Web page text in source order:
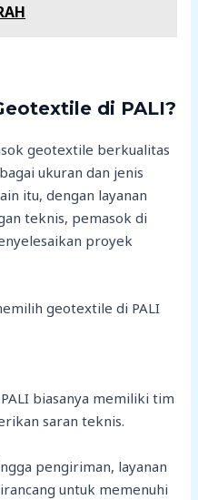
di PALI?
geotextile berkualitas
ukuran dan jenis
itu, dengan layanan
teknis, pemasok di
proyek
geotextile di PALI
biasanya memiliki tim
saran teknis.
pengiriman, layanan
untuk memenuhi